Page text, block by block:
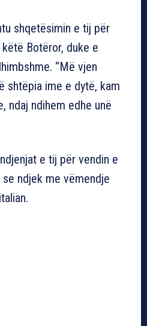
shqetësimin e tij për
Botëror, duke e
“Më vjen
shtëpia ime e dytë, kam
ndaj ndihem edhe unë
e tij për vendin e
ndjek me vëmendje